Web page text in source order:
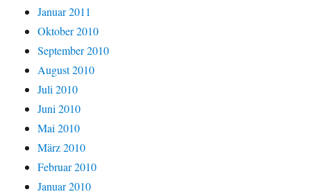
Januar 2011
Oktober 2010
September 2010
August 2010
Juli 2010
Juni 2010
Mai 2010
März 2010
Februar 2010
Januar 2010